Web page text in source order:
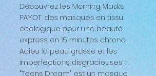
Découvrez les Morning Masks
PAYOT, des masques en tissu
écologique pour une beauté
express en 15 minutes chrono.
Adieu la peau grasse et les
imperfections disgracieuses !
"Teens Dream" est un masque